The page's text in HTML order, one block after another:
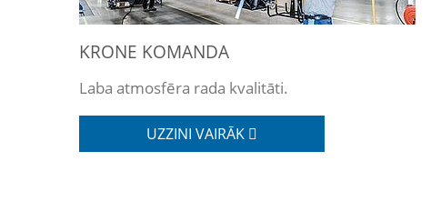
KRONE KOMANDA
Laba atmosfēra rada kvalitāti.
UZZINI VAIRĀK